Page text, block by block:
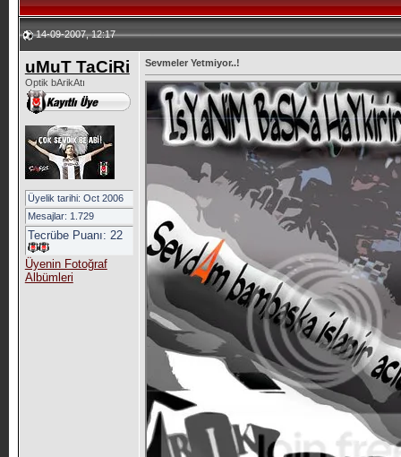
14-09-2007, 12:17
uMuT TaCiRi
Optik bArikAtı
Üyelik tarihi: Oct 2006
Mesajlar: 1.729
Tecrübe Puanı: 22
Üyenin Fotoğraf
Albümleri
Sevmeler Yetmiyor..!